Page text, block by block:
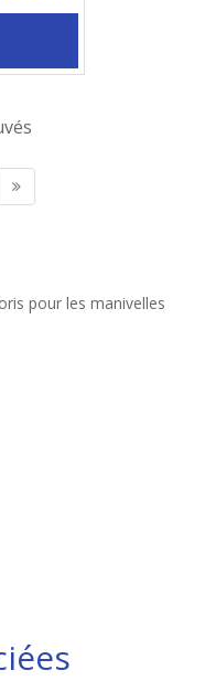
pour les manivelles